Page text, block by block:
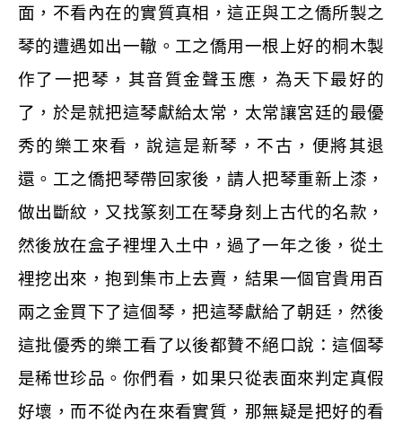
面，不看內在的實質真相，這正與工之僑所製之
琴的遭遇如出一轍。工之僑用一根上好的桐木製
作了一把琴，其音質金聲玉應，為天下最好的
了，於是就把這琴獻給太常，太常讓宮廷的最優
秀的樂工來看，說這是新琴，不古，便將其退
還。工之僑把琴帶回家後，請人把琴重新上漆，
做出斷紋，又找篆刻工在琴身刻上古代的名款，
然後放在盒子裡埋入土中，過了一年之後，從土
裡挖出來，抱到集市上去賣，結果一個官貴用百
兩之金買下了這個琴，把這琴獻給了朝廷，然後
這批優秀的樂工看了以後都贊不絕口說：這個琴
是稀世珍品。你們看，如果只從表面來判定真假
好壞，而不從內在來看實質，那無疑是把好的看